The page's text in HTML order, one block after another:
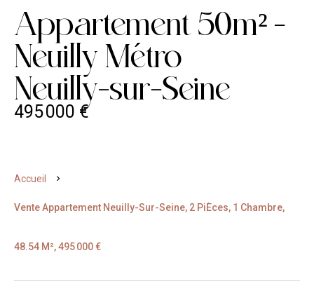
Appartement 50m² -
Neuilly Metro
Neuilly-sur-Seine
495 000 €
Accueil
Vente Appartement Neuilly-Sur-Seine, 2 PiECes, 1 Chambre,
48.54 M², 495 000 €